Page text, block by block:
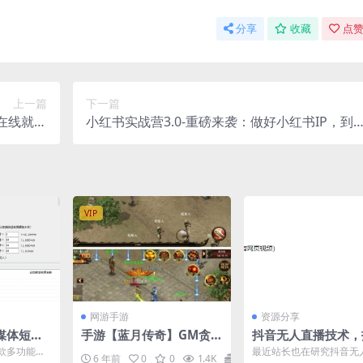
分享 收藏 点
上一篇
线就业
下一篇
小红书实战营3.0-重磅来袭：做好小红书IP，到
体短视
多功能视
VIP
网游手游
手游【蓝月传奇】GM贪玩
蓝月2019总结版一键即玩
6 年前 0 0 1.4K
资源分享
抖音无人直播技术，
带货教程汇总最近
最近站长也在研究抖音无